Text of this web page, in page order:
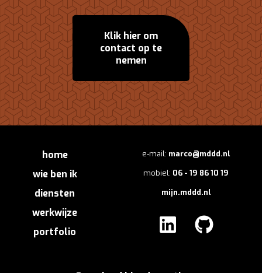
Klik hier om
contact op te
nemen
home
wie ben ik
diensten
werkwijze
portfolio
e-mail: marco@mddd.nl
mobiel: 06 - 19 86 10 19
mijn.mddd.nl